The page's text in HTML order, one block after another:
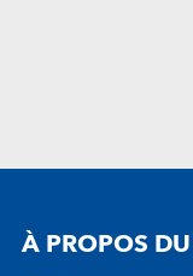
À PROPOS